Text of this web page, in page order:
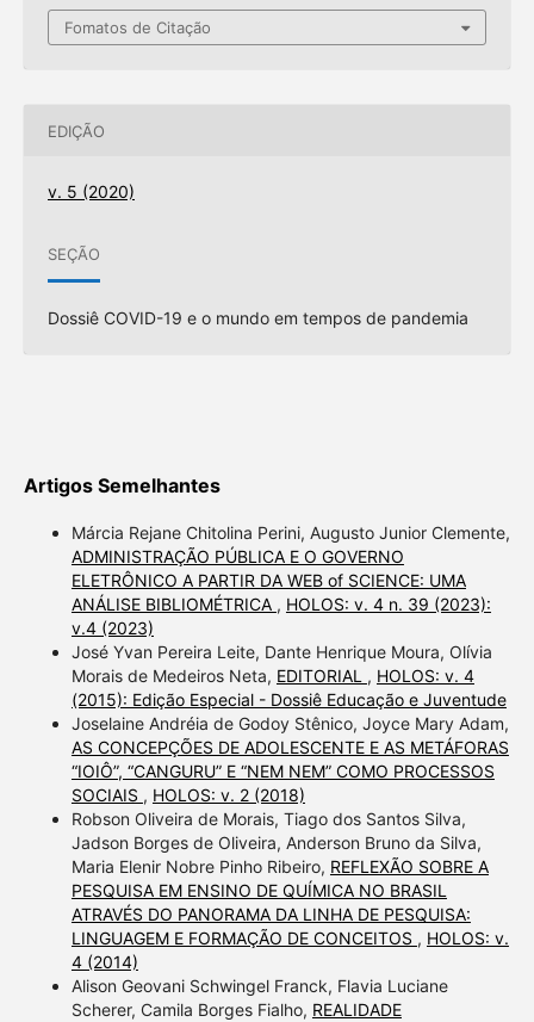
Fomatos de Citação
EDIÇÃO
v. 5 (2020)
SEÇÃO
Dossiê COVID-19 e o mundo em tempos de pandemia
Artigos Semelhantes
Márcia Rejane Chitolina Perini, Augusto Junior Clemente,
ADMINISTRAÇÃO PÚBLICA E O GOVERNO
ELETRÔNICO A PARTIR DA WEB of SCIENCE: UMA
ANÁLISE BIBLIOMÉTRICA , HOLOS: v. 4 n. 39 (2023):
v.4 (2023)
José Yvan Pereira Leite, Dante Henrique Moura, Olívia
Morais de Medeiros Neta, EDITORIAL , HOLOS: v. 4
(2015): Edição Especial - Dossiê Educação e Juventude
Joselaine Andréia de Godoy Stênico, Joyce Mary Adam,
AS CONCEPÇÕES DE ADOLESCENTE E AS METÁFORAS
“IOIÔ”, “CANGURU” E “NEM NEM” COMO PROCESSOS
SOCIAIS , HOLOS: v. 2 (2018)
Robson Oliveira de Morais, Tiago dos Santos Silva,
Jadson Borges de Oliveira, Anderson Bruno da Silva,
Maria Elenir Nobre Pinho Ribeiro, REFLEXÃO SOBRE A
PESQUISA EM ENSINO DE QUÍMICA NO BRASIL
ATRAVÉS DO PANORAMA DA LINHA DE PESQUISA:
LINGUAGEM E FORMAÇÃO DE CONCEITOS , HOLOS: v.
4 (2014)
Alison Geovani Schwingel Franck, Flavia Luciane
Scherer, Camila Borges Fialho, REALIDADE